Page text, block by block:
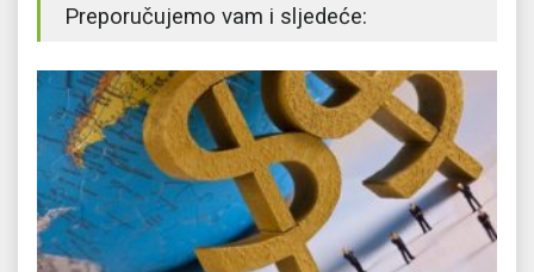
Preporučujemo vam i sljedeće: